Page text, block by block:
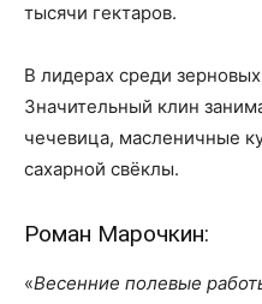
тысячи гектаров.
В лидерах среди
Значительный клин
чечевица, масленичные
сахарной свёклы.
Роман Марочкин:
«Весенние полевые